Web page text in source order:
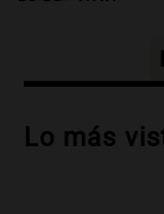
Audio.
Lo más